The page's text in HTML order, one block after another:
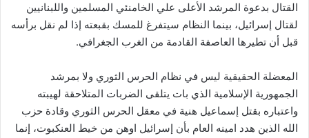
القتال بدعوة المرشد الأعلى علي الخامنئي المسلمين واللبنانيين
لقتال إسرائيل، بينما النظام سيتفرغ للمسك بقبعته إذا لم نقل برأسه
قبل أن تطيرها العاصفة القادمة من الغرب الجغرافي.
المعضلة الحقيقية ليس في نظام الحرس الثوري ولا بمرشد
الجمهورية الإسلامية الذي بات يتلقى الضربات المتلاحقة لهيبته
واعتباره بقتل إسماعيل هنية في معقل الحرس الثوري وقادة حزب
الله الذين هدد امينه العام بأن إسرائيل اوهن من خيط العنكبوت، إنما